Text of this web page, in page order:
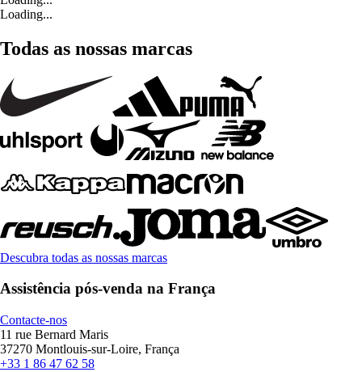
Loading...
Todas as nossas marcas
Descubra todas as nossas marcas
Assistência pós-venda na França
Contacte-nos
11 rue Bernard Maris
37270 Montlouis-sur-Loire, França
+33 1 86 47 62 58